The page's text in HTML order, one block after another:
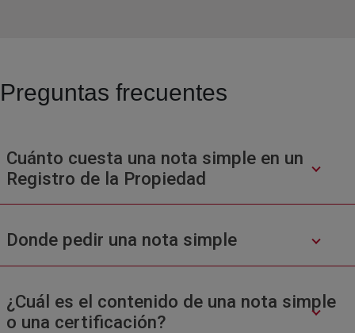
Preguntas frecuentes
Cuánto cuesta una nota simple en un
Registro de la Propiedad
Donde pedir una nota simple
¿Cuál es el contenido de una nota simple
o una certificación?